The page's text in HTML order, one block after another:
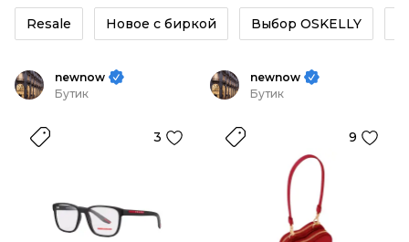
заказывайте на сайте или в приложении OSKELLY с
целой экосистемой инструментов.
Resale Новое с биркой Выбор OSKELLY
newnow
Бутик
3
newnow
Бутик
9